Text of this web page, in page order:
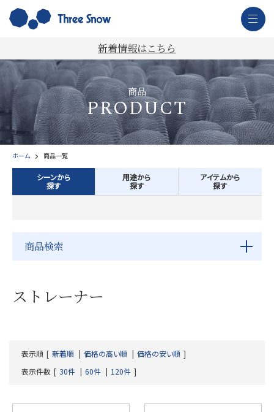
新着情報はこちら
ホーム 商品一覧
商品
PRODUCT
シーンから
探す
用途から
探す
アイテムから
探す
商品検索
ストレーナー
表示順 新着順 価格の高い順
価格の安い順
表示件数
30件 60件 120件